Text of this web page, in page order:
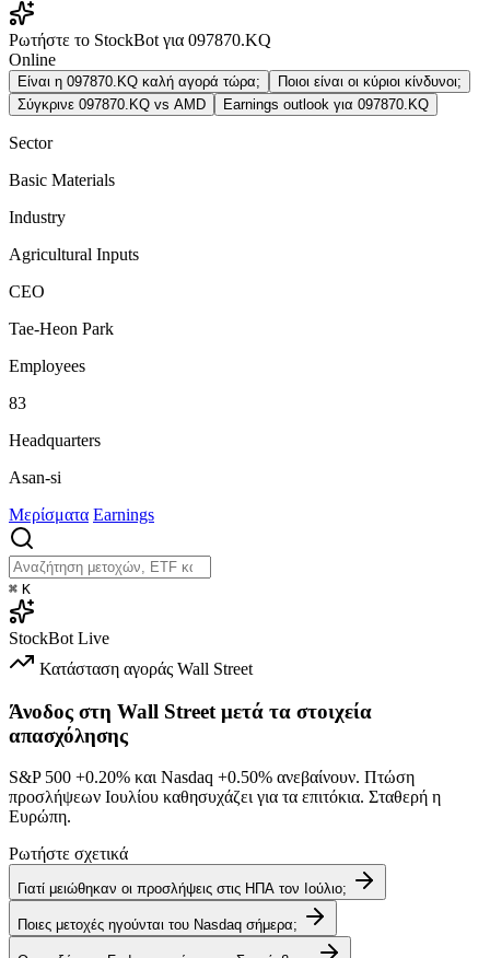
Ρωτήστε το StockBot για 097870.KQ
Online
Είναι η 097870.KQ καλή αγορά τώρα;
Ποιοι είναι οι κύριοι κίνδυνοι;
Σύγκρινε 097870.KQ vs AMD
Earnings outlook για 097870.KQ
Sector
Basic Materials
Industry
Agricultural Inputs
CEO
Tae-Heon Park
Employees
83
Headquarters
Asan-si
Μερίσματα Earnings
⌘ K
StockBot Live
Κατάσταση αγοράς Wall Street
Άνοδος στη Wall Street μετά τα στοιχεία
απασχόλησης
S&P 500 +0.20% και Nasdaq +0.50% ανεβαίνουν. Πτώση
προσλήψεων Ιουλίου καθησυχάζει για τα επιτόκια. Σταθερή η
Ευρώπη.
Ρωτήστε σχετικά
Γιατί μειώθηκαν οι προσλήψεις στις ΗΠΑ τον Ιούλιο;
Ποιες μετοχές ηγούνται του Nasdaq σήμερα;